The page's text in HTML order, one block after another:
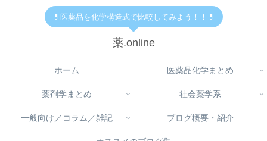
💊医薬品を化学構造式で比較してみよう！！💊
薬.online
ホーム 医薬品化学まとめ
薬剤学まとめ 社会薬学系
一般向け／コラム／雑記 ブログ概要・紹介